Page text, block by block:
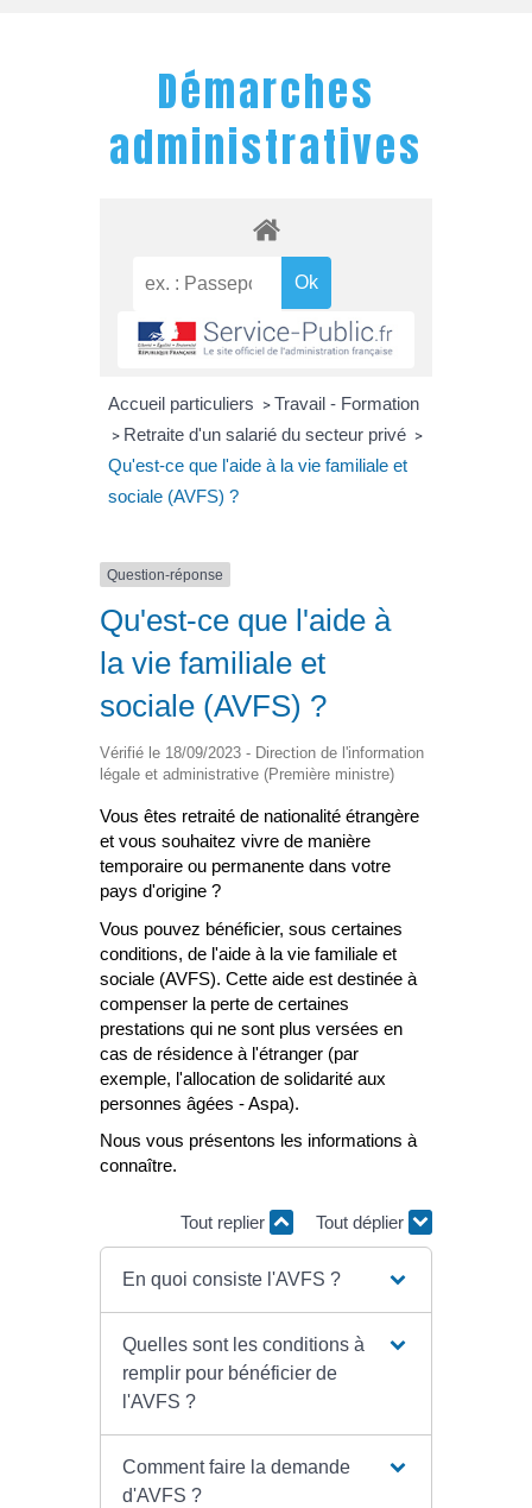
Démarches
administratives
Accueil particuliers > Travail - Formation
> Retraite d'un salarié du secteur privé >
Qu'est-ce que l'aide à la vie familiale et
sociale (AVFS) ?
Question-réponse
Qu'est-ce que l'aide à
la vie familiale et
sociale (AVFS) ?
Vérifié le 18/09/2023 - Direction de l'information
légale et administrative (Première ministre)
Vous êtes retraité de nationalité étrangère
et vous souhaitez vivre de manière
temporaire ou permanente dans votre
pays d'origine ?
Vous pouvez bénéficier, sous certaines
conditions, de l'aide à la vie familiale et
sociale (AVFS). Cette aide est destinée à
compenser la perte de certaines
prestations qui ne sont plus versées en
cas de résidence à l'étranger (par
exemple, l'allocation de solidarité aux
personnes âgées - Aspa).
Nous vous présentons les informations à
connaître.
Tout replier Tout déplier
En quoi consiste l'AVFS ?
Quelles sont les conditions à
remplir pour bénéficier de
l'AVFS ?
Comment faire la demande
d'AVFS ?